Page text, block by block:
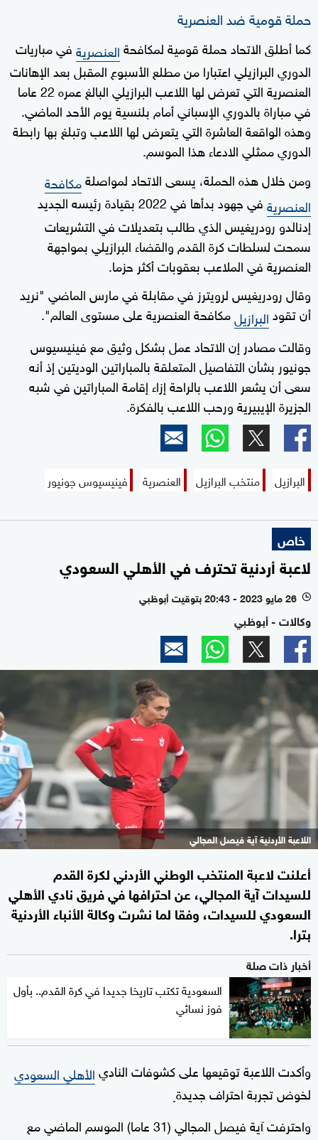
حملة قومية ضد العنصرية
كما أطلق الاتحاد حملة قومية لمكافحةالعنصريةفي مباريات
الدوري البرازيلي اعتبارا من مطلع الأسبوع المقبل بعد الإهانات
العنصرية التي تعرض لها اللاعب البرازيلي البالغ عمره 22 عاما
في مباراة بالدوري الإسباني أمام بلنسية يوم الأحد الماضي.
وهذه الواقعة العاشرة التي يتعرض لها اللاعب وتبلغ بها رابطة
الدوري ممثلي الادعاء هذا الموسم.
ومن خلال هذه الحملة، يسعى الاتحاد لمواصلةمكافحة
العنصرية
في جهود بدأها في 2022 بقيادة رئيسه الجديد
إدنالدو رودريغيس الذي طالب بتعديلات في التشريعات
سمحت لسلطات كرة القدم والقضاء البرازيلي بمواجهة
العنصرية في الملاعب بعقوبات أكثر حزما.
وقال رودريغيس لرويترز في مقابلة في مارس الماضي "نريد
أن تقودالبرازيلمكافحة العنصرية على مستوى العالم".
وقالت مصادر إن الاتحاد عمل بشكل وثيق مع فينيسيوس
جونيور بشأن التفاصيل المتعلقة بالمباراتين الوديتين إذ أنه
سعى أن يشعر اللاعب بالراحة إزاء إقامة المباراتين في شبه
الجزيرة الإيبيرية ورحب اللاعب بالفكرة.
البرازيل منتخب البرازيل العنصرية فينيسيوس جونيور
خاص
لاعبة أردنية تحترف في الأهلي السعودي
l 26 مايو 2023 - 20:43 بتوقيت أبوظبي
وكالات - أبوظبي
اللاعبة الأردنية آية فيصل المجالي
أعلنت لاعبة المنتخب الوطني الأردني لكرة القدم
للسيدات آية المجالي، عن احترافها في فريق نادي الأهلي
السعودي للسيدات، وفقا لما نشرت وكالة الأنباء الأردنية
بترا.
أخبار ذات صلة
السعودية تكتب تاريخا جديدا في كرة القدم.. بأول
فوز نسائي
وأكدت اللاعبة توقيعها على كشوفات الناديالأهلي السعودي
لخوض تجربة احتراف جديدة.
واحترفت آية فيصل المجالي (31 عاما) الموسم الماضي مع